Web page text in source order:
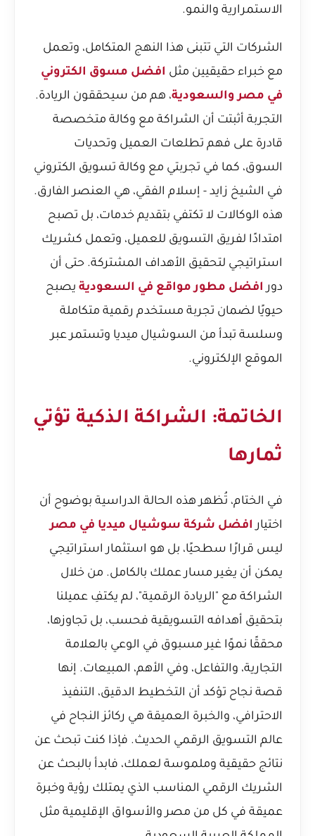
الاستمرارية والنمو.
الشركات التي تتبنى هذا النهج المتكامل، وتعمل
مع خبراء حقيقيين مثل افضل مسوق الكتروني
في مصر والسعودية، هم من سيحققون الريادة.
التجربة أثبتت أن الشراكة مع وكالة متخصصة
قادرة على فهم تطلعات العميل وتحديات
السوق، كما في تجربتي مع وكالة تسويق الكتروني
في الشيخ زايد - إسلام الفقي، هي العنصر الفارق.
هذه الوكالات لا تكتفي بتقديم خدمات، بل تصبح
امتدادًا لفريق التسويق للعميل، وتعمل كشريك
استراتيجي لتحقيق الأهداف المشتركة. حتى أن
دور افضل مطور مواقع في السعودية يصبح
حيويًا لضمان تجربة مستخدم رقمية متكاملة
وسلسة تبدأ من السوشيال ميديا وتستمر عبر
الموقع الإلكتروني.
الخاتمة: الشراكة الذكية تؤتي
ثمارها
في الختام، تُظهر هذه الحالة الدراسية بوضوح أن
اختيار افضل شركة سوشيال ميديا في مصر
ليس قرارًا سطحيًا، بل هو استثمار استراتيجي
يمكن أن يغير مسار عملك بالكامل. من خلال
الشراكة مع "الريادة الرقمية"، لم يكتفِ عميلنا
بتحقيق أهدافه التسويقية فحسب، بل تجاوزها،
محققًا نموًا غير مسبوق في الوعي بالعلامة
التجارية، والتفاعل، وفي الأهم، المبيعات. إنها
قصة نجاح تؤكد أن التخطيط الدقيق، التنفيذ
الاحترافي، والخبرة العميقة هي ركائز النجاح في
عالم التسويق الرقمي الحديث. فإذا كنت تبحث عن
نتائج حقيقية وملموسة لعملك، فابدأ بالبحث عن
الشريك الرقمي المناسب الذي يمتلك رؤية وخبرة
عميقة في كل من مصر والأسواق الإقليمية مثل